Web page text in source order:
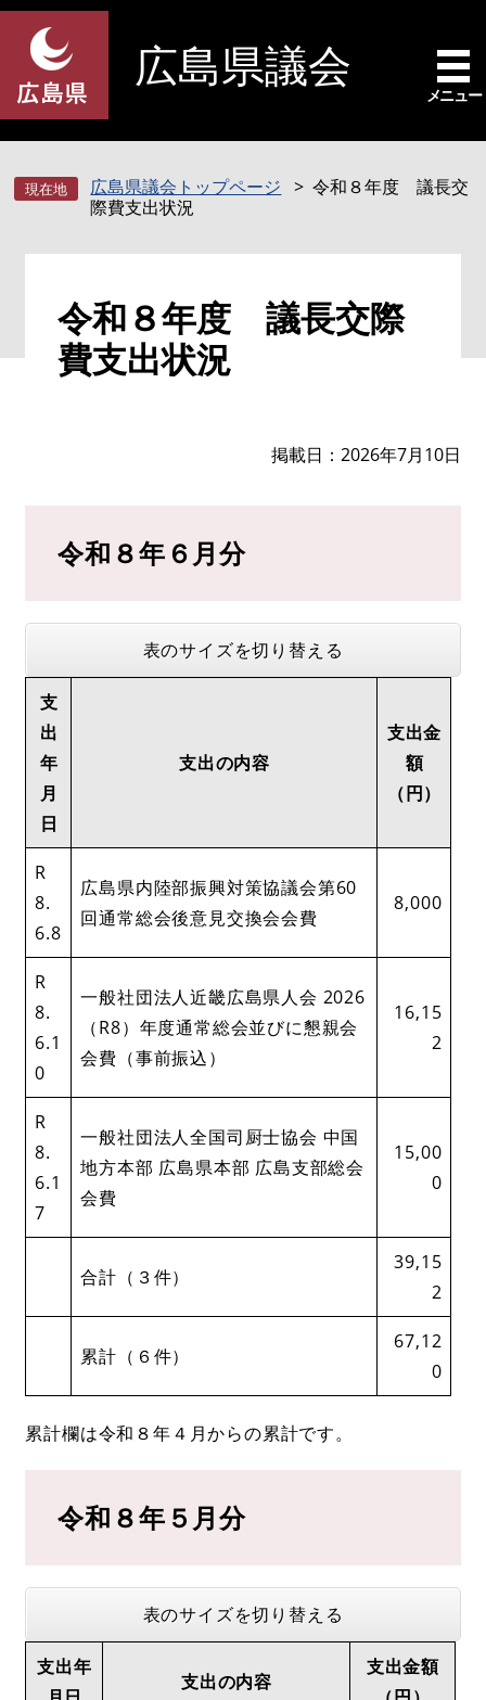
ペ
先
頭
す
メ
を
飛
し
広島県議会
メニュー
広島県議会トップページ
令和８年度 議長交
際費支出状況
令和８年度 議長交際
費支出状況
掲載日 2026年7月10日
令和８年６月分​
表のサイズを切り替える
支
出
年
月
日
支出の内容
支出金
額
（円）
R
8.
6.8
広島県内陸部振興対策協議会第60
回通常総会後意見交換会会費
8,000
R
8.
6.1
0
一般社団法人近畿広島県人会 2026
（R8）年度通常総会並びに懇親会
会費（事前振込）
16,15
2
R
8.
6.1
7
一般社団法人全国司厨士協会 中国
地方本部 広島県本部 広島支部総会
会費
15,00
0
合計（３件）
39,15
2
累計（６件）
67,12
0
累計欄は令和８年４月からの累計です。
令和８年５月分​
表のサイズを切り替える
支出年
支出の内容
支出金額